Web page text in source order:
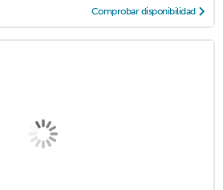
Comprobar disponibilidad